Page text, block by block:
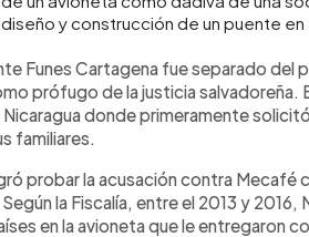
y construcción de un puente
Funes Cartagena fue separado del
prófugo de la justicia salvadoreña.
donde primeramente
familiares.
probar la acusación contra Mecafé
la Fiscalía, entre el 2013 y 2016,
en la avioneta que le entregaron